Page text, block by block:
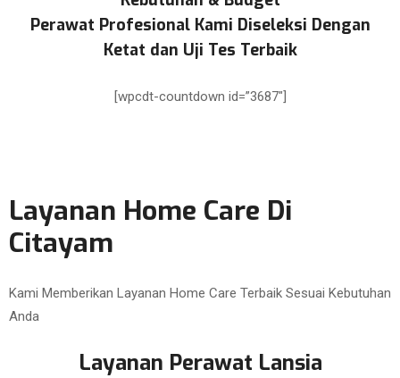
Perawat Profesional Kami Diseleksi Dengan
Ketat dan Uji Tes Terbaik
[wpcdt-countdown id=”3687″]
Layanan Home Care Di
Citayam
Kami Memberikan Layanan Home Care Terbaik Sesuai Kebutuhan
Anda
Layanan Perawat Lansia